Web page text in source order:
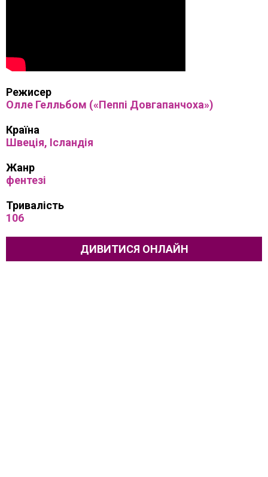
Режисер
Олле Гелльбом («Пеппі Довгапанчоха»)
Країна
Швеція, Ісландія
Жанр
фентезі
Тривалість
106
ДИВИТИСЯ ОНЛАЙН